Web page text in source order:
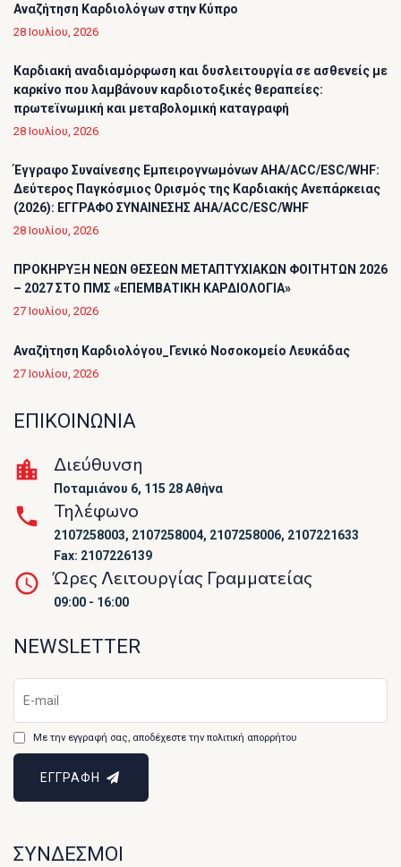
Αναζήτηση Καρδιολόγων στην Κύπρο
28 Ιουλίου, 2026
Καρδιακή αναδιαμόρφωση και δυσλειτουργία σε ασθενείς με
καρκίνο που λαμβάνουν καρδιοτοξικές θεραπείες:
πρωτεϊνωμική και μεταβολομική καταγραφή
28 Ιουλίου, 2026
Έγγραφο Συναίνεσης Εμπειρογνωμόνων AHA/ACC/ESC/WHF:
Δεύτερος Παγκόσμιος Ορισμός της Καρδιακής Ανεπάρκειας
(2026): ΕΓΓΡΑΦΟ ΣΥΝΑΙΝΕΣΗΣ AHA/ACC/ESC/WHF
28 Ιουλίου, 2026
ΠΡΟΚΗΡΥΞΗ ΝΕΩΝ ΘΕΣΕΩΝ ΜΕΤΑΠΤΥΧΙΑΚΩΝ ΦΟΙΤΗΤΩΝ 2026
– 2027 ΣΤΟ ΠΜΣ «ΕΠΕΜΒΑΤΙΚΗ ΚΑΡΔΙΟΛΟΓΙΑ»
27 Ιουλίου, 2026
Αναζήτηση Καρδιολόγου_Γενικό Νοσοκομείο Λευκάδας
27 Ιουλίου, 2026
ΕΠΙΚΟΙΝΩΝΙΑ
Διεύθυνση
Ποταμιάνου 6, 115 28 Αθήνα
Τηλέφωνο
2107258003, 2107258004, 2107258006, 2107221633
Fax: 2107226139
Ώρες Λειτουργίας Γραμματείας
09:00 - 16:00
NEWSLETTER
Με την εγγραφή σας, αποδέχεστε την πολιτική απορρήτου
ΕΓΓΡΑΦΗ
ΣΥΝΔΕΣΜΟΙ